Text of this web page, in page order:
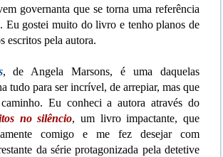
governanta que se torna uma referência
Eu gostei muito do livro e tenho planos de
escritos pela autora.
, de Angela Marsons, é uma daquelas
tudo para ser incrível, de arrepiar, mas que
Eu conheci a autora através do
no silêncio, um livro impactante, que
comigo e me fez desejar com
da série protagonizada pela detetive